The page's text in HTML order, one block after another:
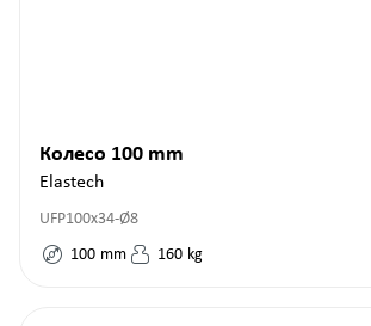
Колесо 100 mm
Elastech
UFP100x34-Ø8
100 mm 160 kg